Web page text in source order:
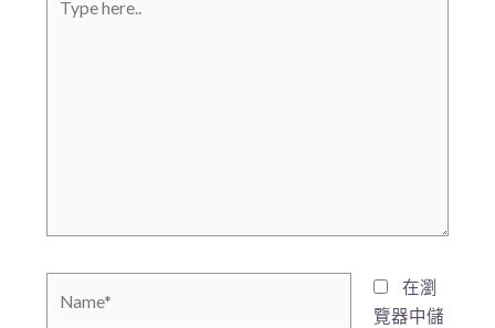
在瀏
覽器中儲